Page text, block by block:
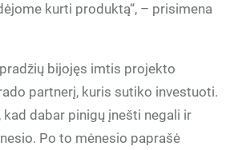
kurti produktą“, – prisimena
bijojęs imtis projekto
partnerį, kuris sutiko investuoti.
kad dabar pinigų įnešti negali ir
Po to mėnesio paprašė